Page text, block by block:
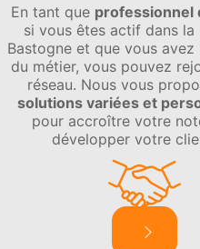
En tant que professionnel
si vous êtes actif dans la
Bastogne et que vous
du métier, vous pouvez
réseau. Nous vous
solutions variées et
pour accroître votre
développer votre